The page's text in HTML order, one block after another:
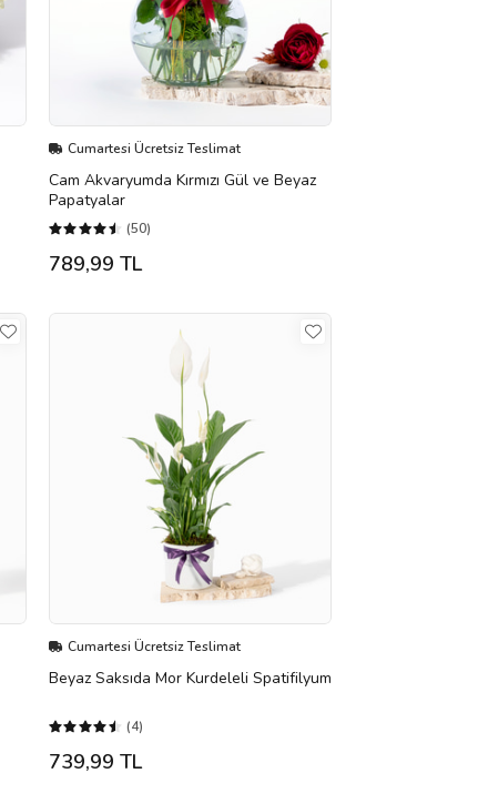
Cumartesi Ücretsiz Teslimat
Cam Akvaryumda Kırmızı Gül ve Beyaz
Papatyalar
(50)
789,99 TL
Cumartesi Ücretsiz Teslimat
Beyaz Saksıda Mor Kurdeleli Spatifilyum
(4)
739,99 TL